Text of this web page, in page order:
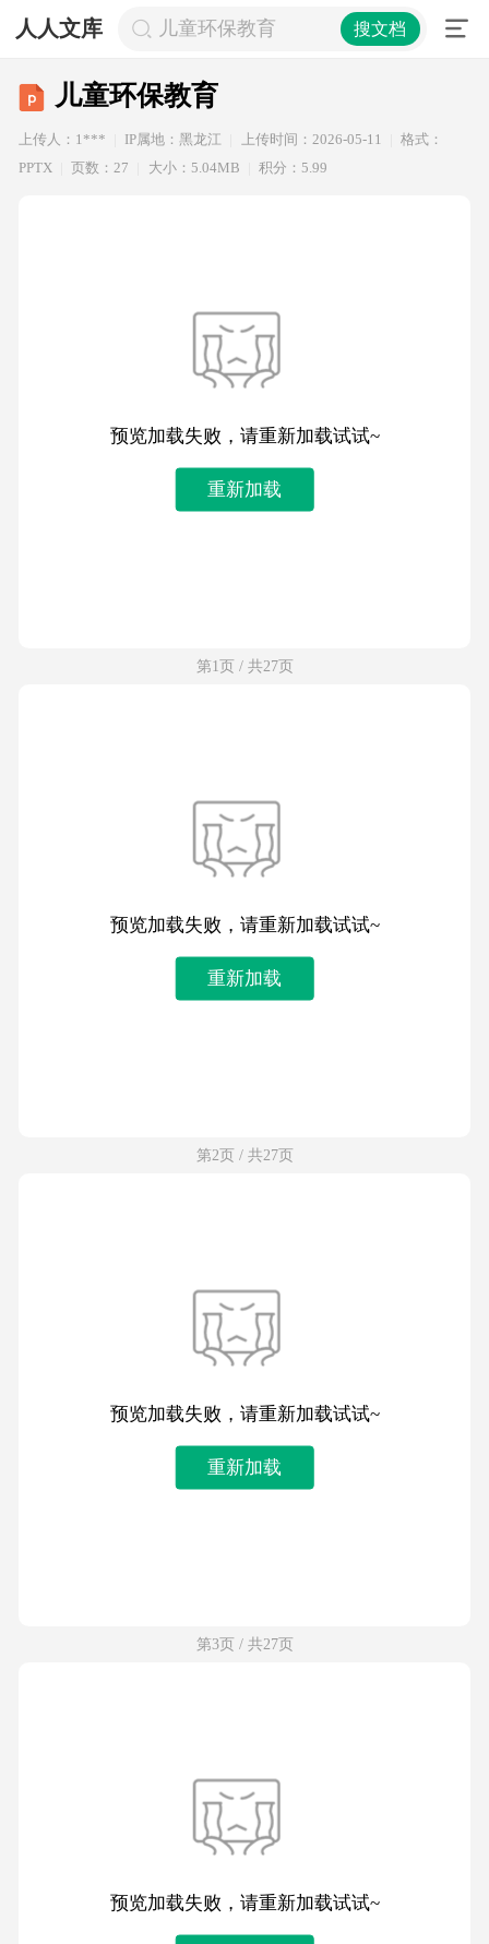
人人文库 儿童环保教育 搜文档
儿童环保教育
上传人：1*** IP属地：黑龙江 上传时间：2026-05-11
格式：
PPTX
页数：27 大小：5.04MB 积分：5.99
预览加载失败，请重新加载试试~
重新加载
第1页 / 共27页
预览加载失败，请重新加载试试~
重新加载
第2页 / 共27页
预览加载失败，请重新加载试试~
重新加载
第3页 / 共27页
预览加载失败，请重新加载试试~